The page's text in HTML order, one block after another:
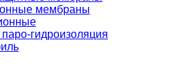
мембраны
гидроизоляция